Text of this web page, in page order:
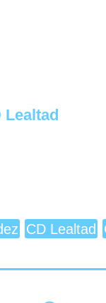
Lealtad
CD Lealtad